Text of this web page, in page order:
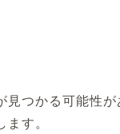
つかる可能性が
す。